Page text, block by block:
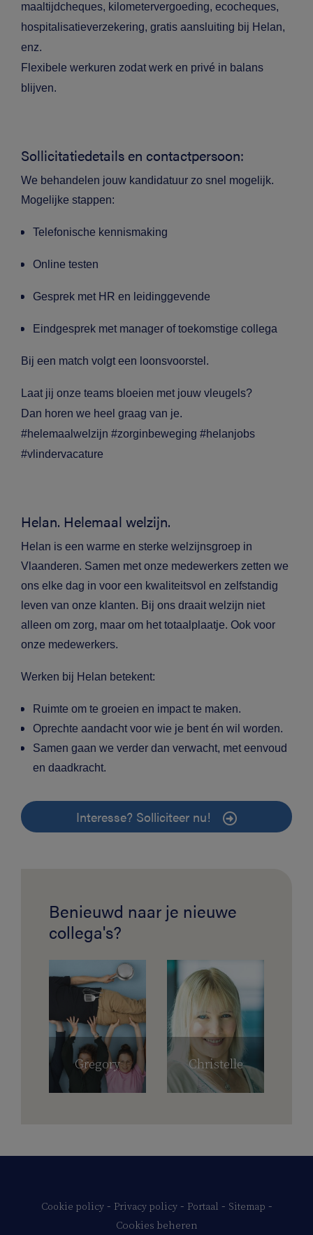
maaltijdcheques, kilometervergoeding, ecocheques,
hospitalisatieverzekering, gratis aansluiting bij Helan,
enz.
Flexibele werkuren zodat werk en privé in balans
blijven.
Sollicitatiedetails en contactpersoon:
We behandelen jouw kandidatuur zo snel mogelijk.
Mogelijke stappen:
Telefonische kennismaking
Online testen
Gesprek met HR en leidinggevende
Eindgesprek met manager of toekomstige collega
Bij een match volgt een loonsvoorstel.
Laat jij onze teams bloeien met jouw vleugels?
Dan horen we heel graag van je.
#helemaalwelzijn #zorginbeweging #helanjobs
#vlindervacature
Helan. Helemaal welzijn.
Helan is een warme en sterke welzijnsgroep in
Vlaanderen. Samen met onze medewerkers zetten we
ons elke dag in voor een kwaliteitsvol en zelfstandig
leven van onze klanten. Bij ons draait welzijn niet
alleen om zorg, maar om het totaalplaatje. Ook voor
onze medewerkers.
Werken bij Helan betekent:
Ruimte om te groeien en impact te maken.
Oprechte aandacht voor wie je bent én wil worden.
Samen gaan we verder dan verwacht, met eenvoud
en daadkracht.
Interesse? Solliciteer nu!
Benieuwd naar je nieuwe
collega's?
Gregory Christelle
Cookie policy- Privacy policy- Portaal - Sitemap -
Cookies beheren